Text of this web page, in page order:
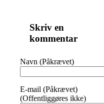
Skriv en
kommentar
Navn (Påkrævet)
E-mail (Påkrævet)
(Offentliggøres ikke)